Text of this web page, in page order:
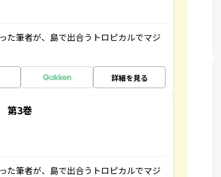
た筆者が、島で出合うトロピカルでマジ
詳細を見る
第3巻
た筆者が、島で出合うトロピカルでマジ